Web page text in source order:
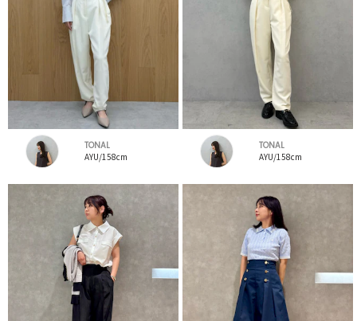
TONAL
AYU/158cm
TONAL
AYU/158cm